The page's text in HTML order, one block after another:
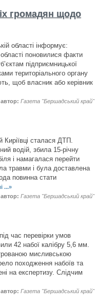
громадян щодо
області інформує:
області поновилися факти
підприємницької
територіального органу
щоб власник або керівник
автор: Газета "Бершадський край"
сталася ДТП.
водій, збила 15-річну
і намагалася перейти
травми і була доставлена
повинна стати
...»
автор: Газета "Бершадський край"
час перевірки умов
42 набої калібру 5,6 мм.
мисливською
походження набоїв та
на експертизу. Слідчим
автор: Газета "Бершадський край"